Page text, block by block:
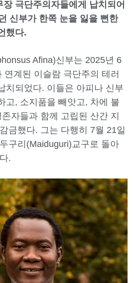
장 극단주의자들에게 납치되어
신부가 한쪽 눈을 잃을 뻔한
했다.
Afina)신부는 2025년 6
연계된 이슬람 극단주의 테러
치되었다. 이들은 아피나 신부
고, 소지품을 빼앗고, 차에 불
자들과 함께 고립된 산간 지
금했다. 그는 다행히 7월 21일
구리(Maiduguri)교구로 돌아
.